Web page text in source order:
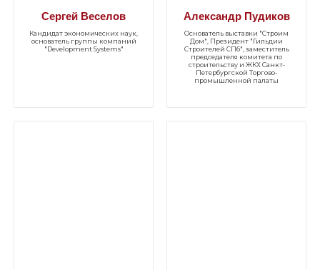
Сергей Веселов
Кандидат экономических наук,
основатель группы компаний
"Development Systems"
Александр Пудиков
Основатель выставки "Строим
Дом", Президент "Гильдии
Строителей СПб", заместитель
председателя комитета по
строительству и ЖКХ Санкт-
Петербургской Торгово-
промышленной палаты